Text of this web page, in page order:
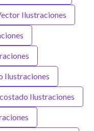
Ilustraciones
Ilustraciones
Ilustraciones